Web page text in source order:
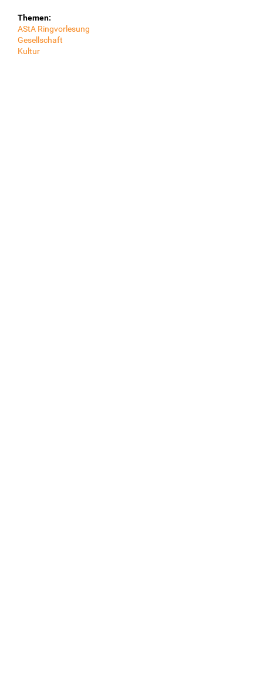
Themen:
AStA Ringvorlesung
Gesellschaft
Kultur